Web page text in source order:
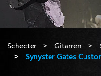
Schecter Gitarren
Synyster Gates